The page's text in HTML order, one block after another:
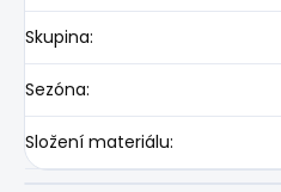
Skupina:
Sezóna:
Složení materiálu: